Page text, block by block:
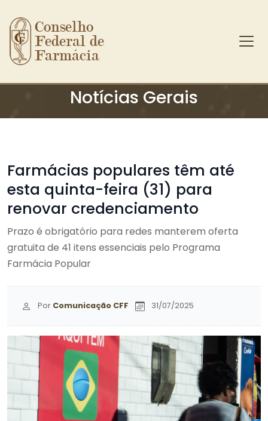
Ir para o conteúdo principal
Conselho
Federal de
Farmácia
Notícias Gerais
Farmácias populares têm até
esta quinta-feira (31) para
renovar credenciamento
Prazo é obrigatório para redes manterem oferta
gratuita de 41 itens essenciais pelo Programa
Farmácia Popular
Por Comunicação CFF 31/07/2025